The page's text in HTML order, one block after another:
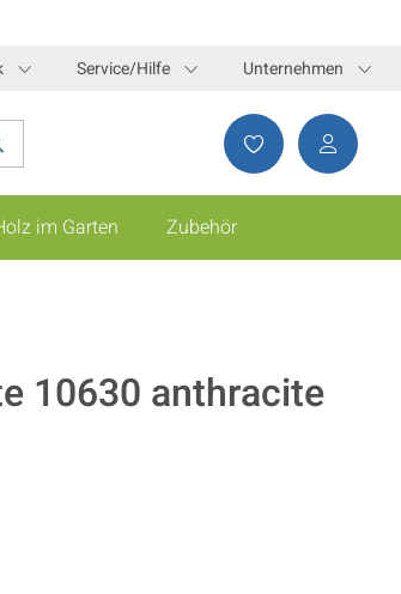
Service/Hilfe Unternehmen
im Garten Zubehör
10630 anthracite